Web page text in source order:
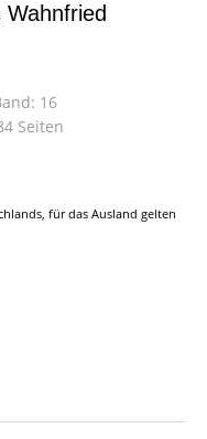
16
Seiten
für das Ausland gelten